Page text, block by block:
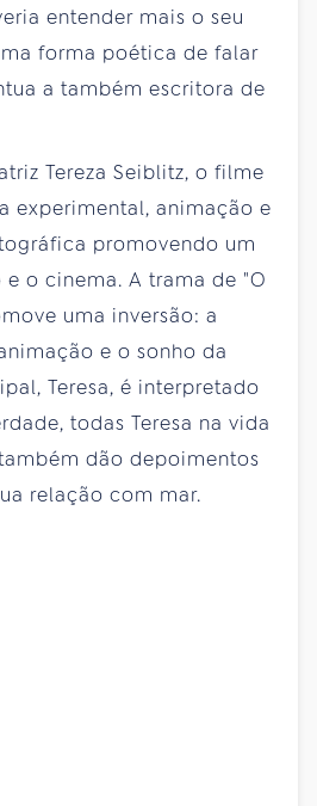
entender mais o seu
forma poética de falar
a também escritora de
Tereza Seiblitz, o filme
experimental, animação e
promovendo um
o cinema. A trama de "O
uma inversão: a
e o sonho da
Teresa, é interpretado
todas Teresa na vida
dão depoimentos
relação com mar.